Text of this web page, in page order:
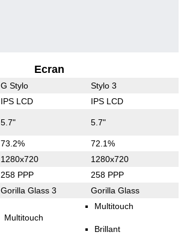
Ecran
G Stylo Stylo 3
IPS LCD IPS LCD
5.7" 5.7"
73.2% 72.1%
1280x720 1280x720
258 PPP 258 PPP
Gorilla Glass 3 Gorilla Glass
Multitouch
Multitouch
Brillant